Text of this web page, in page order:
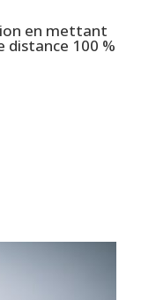
en mettant
distance 100 %